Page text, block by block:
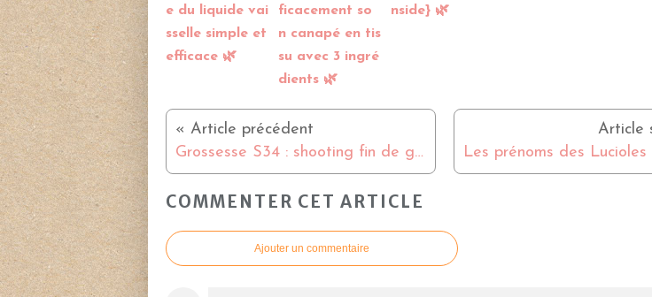
e du liquide vai
sselle simple et
efficace 🌿
ficacement so
n canapé en tis
su avec 3 ingré
dients 🌿
nside} 🌿
Grossesse S34 : shooting fin de grossesse, une super expérience pour conserver le souvenir de cette grossesse si précieuse
COMMENTER CET ARTICLE
Ajouter un commentaire